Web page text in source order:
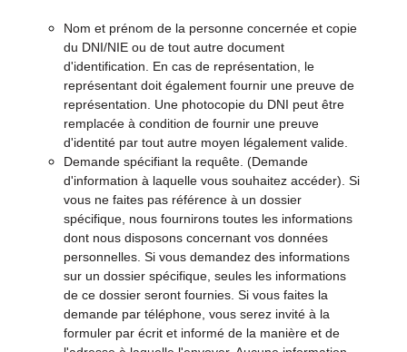
Nom et prénom de la personne concernée et copie
du DNI/NIE ou de tout autre document
d'identification. En cas de représentation, le
représentant doit également fournir une preuve de
représentation. Une photocopie du DNI peut être
remplacée à condition de fournir une preuve
d'identité par tout autre moyen légalement valide.
Demande spécifiant la requête. (Demande
d'information à laquelle vous souhaitez accéder). Si
vous ne faites pas référence à un dossier
spécifique, nous fournirons toutes les informations
dont nous disposons concernant vos données
personnelles. Si vous demandez des informations
sur un dossier spécifique, seules les informations
de ce dossier seront fournies. Si vous faites la
demande par téléphone, vous serez invité à la
formuler par écrit et informé de la manière et de